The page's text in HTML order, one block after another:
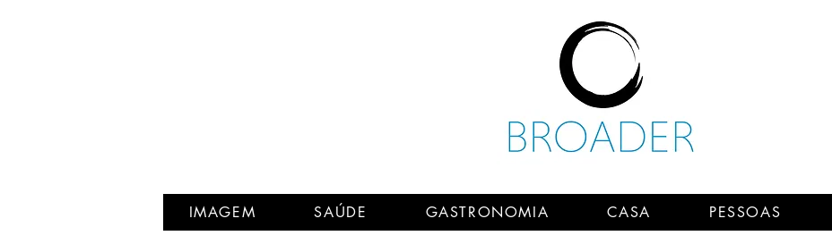
IMAGEM SAÚDE GASTRONOMIA CASA PESSOAS